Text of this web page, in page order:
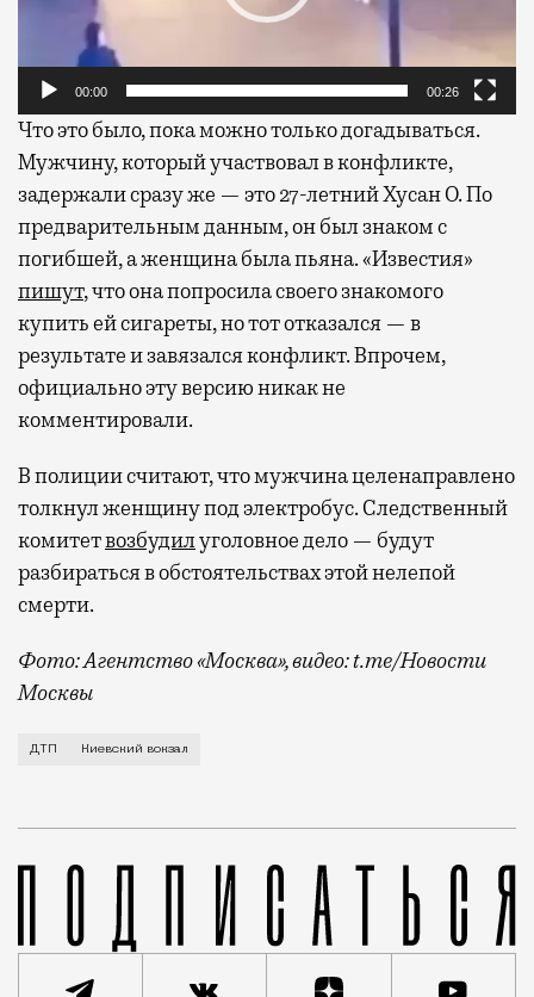
00:00 00:26
Что это было, пока можно только догадываться.
Мужчину, который участвовал в конфликте,
задержали сразу же — это 27-летний Хусан О. По
предварительным данным, он был знаком с
погибшей, а женщина была пьяна. «Известия»
пишут, что она попросила своего знакомого
купить ей сигареты, но тот отказался — в
результате и завязался конфликт. Впрочем,
официально эту версию никак не
комментировали.
В полиции считают, что мужчина целенаправлено
толкнул женщину под электробус. Следственный
комитетвозбудилуголовное дело — будут
разбираться в обстоятельствах этой нелепой
смерти.
Фото: Агентство «Москва», видео: t.me/Новости
Москвы
Все произошло вчера вечером на остановке у
ДТП Киевский вокзал